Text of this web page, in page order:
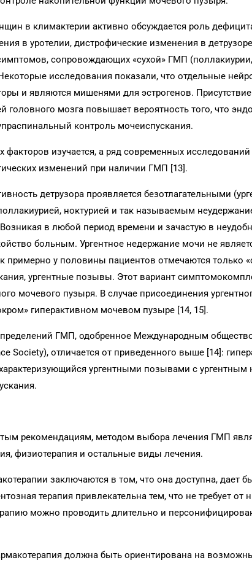
в климактерии активно обсуждается роль
в уротелии, дистрофические изменения в
сопровождающих «сухой» ГМП
исследования показали, что отдельные
и являются мишенями для эстрогенов.
головного мозга повышает вероятность того, что
контроль мочеиспускания.
факторов изучается, а ряд современных исследований
изменений при наличии ГМП [13].
детрузора проявляется безотлагательными
ноктурией и так называемым
в любой период времени и зачастую в
больным. Ургентное недержание мочи не
примерно у половины пациентов отмечаются
ургентные позывы. Этот вариант
мочевого пузыря. В случае присоединения
гиперактивном мочевом пузыре [14, 15].
ГМП, одобренное Международным
Society), отличается от приведенного выше [14]:
ургентными позывами с
рекомендациям, методом выбора лечения ГМП
физиотерапия и остальные виды лечения.
заключаются в том, что она доступна, дает
терапия привлекательна тем, что не требует от
можно проводить длительно и
должна быть ориентирована на